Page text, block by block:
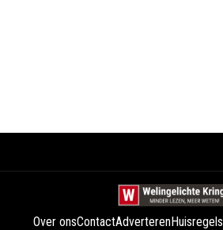
Over onsContactAdverterenHuisregels